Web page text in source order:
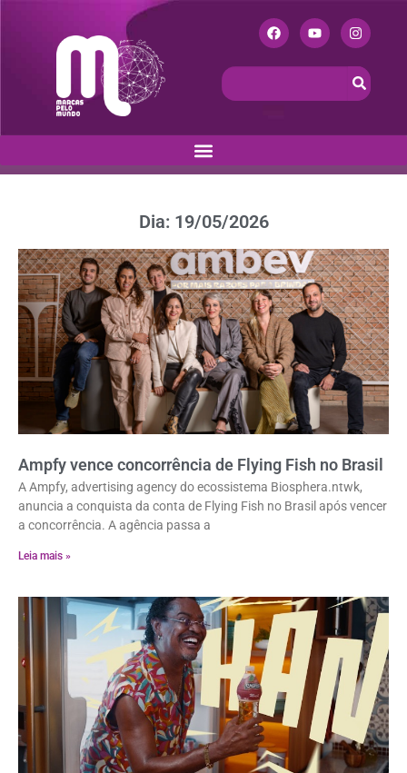
Dia: 19/05/2026
Ampfy vence concorrência de Flying Fish no Brasil
A Ampfy, advertising agency do ecossistema Biosphera.ntwk,
anuncia a conquista da conta de Flying Fish no Brasil após vencer
a concorrência. A agência passa a
Leia mais »